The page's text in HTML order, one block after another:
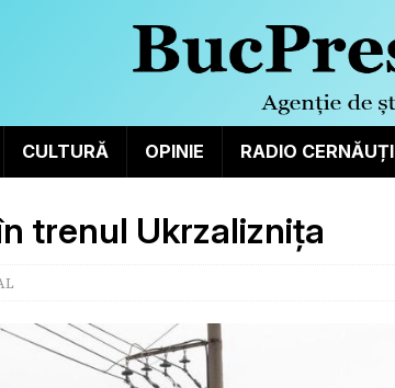
CULTURĂ OPINIE RADIO CERNĂUȚI
trenul Ukrzaliznița